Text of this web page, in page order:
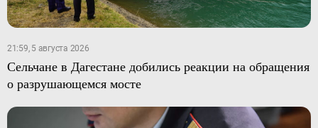
21:59, 5 августа 2026
Сельчане в Дагестане добились реакции на обращения
о разрушающемся мосте